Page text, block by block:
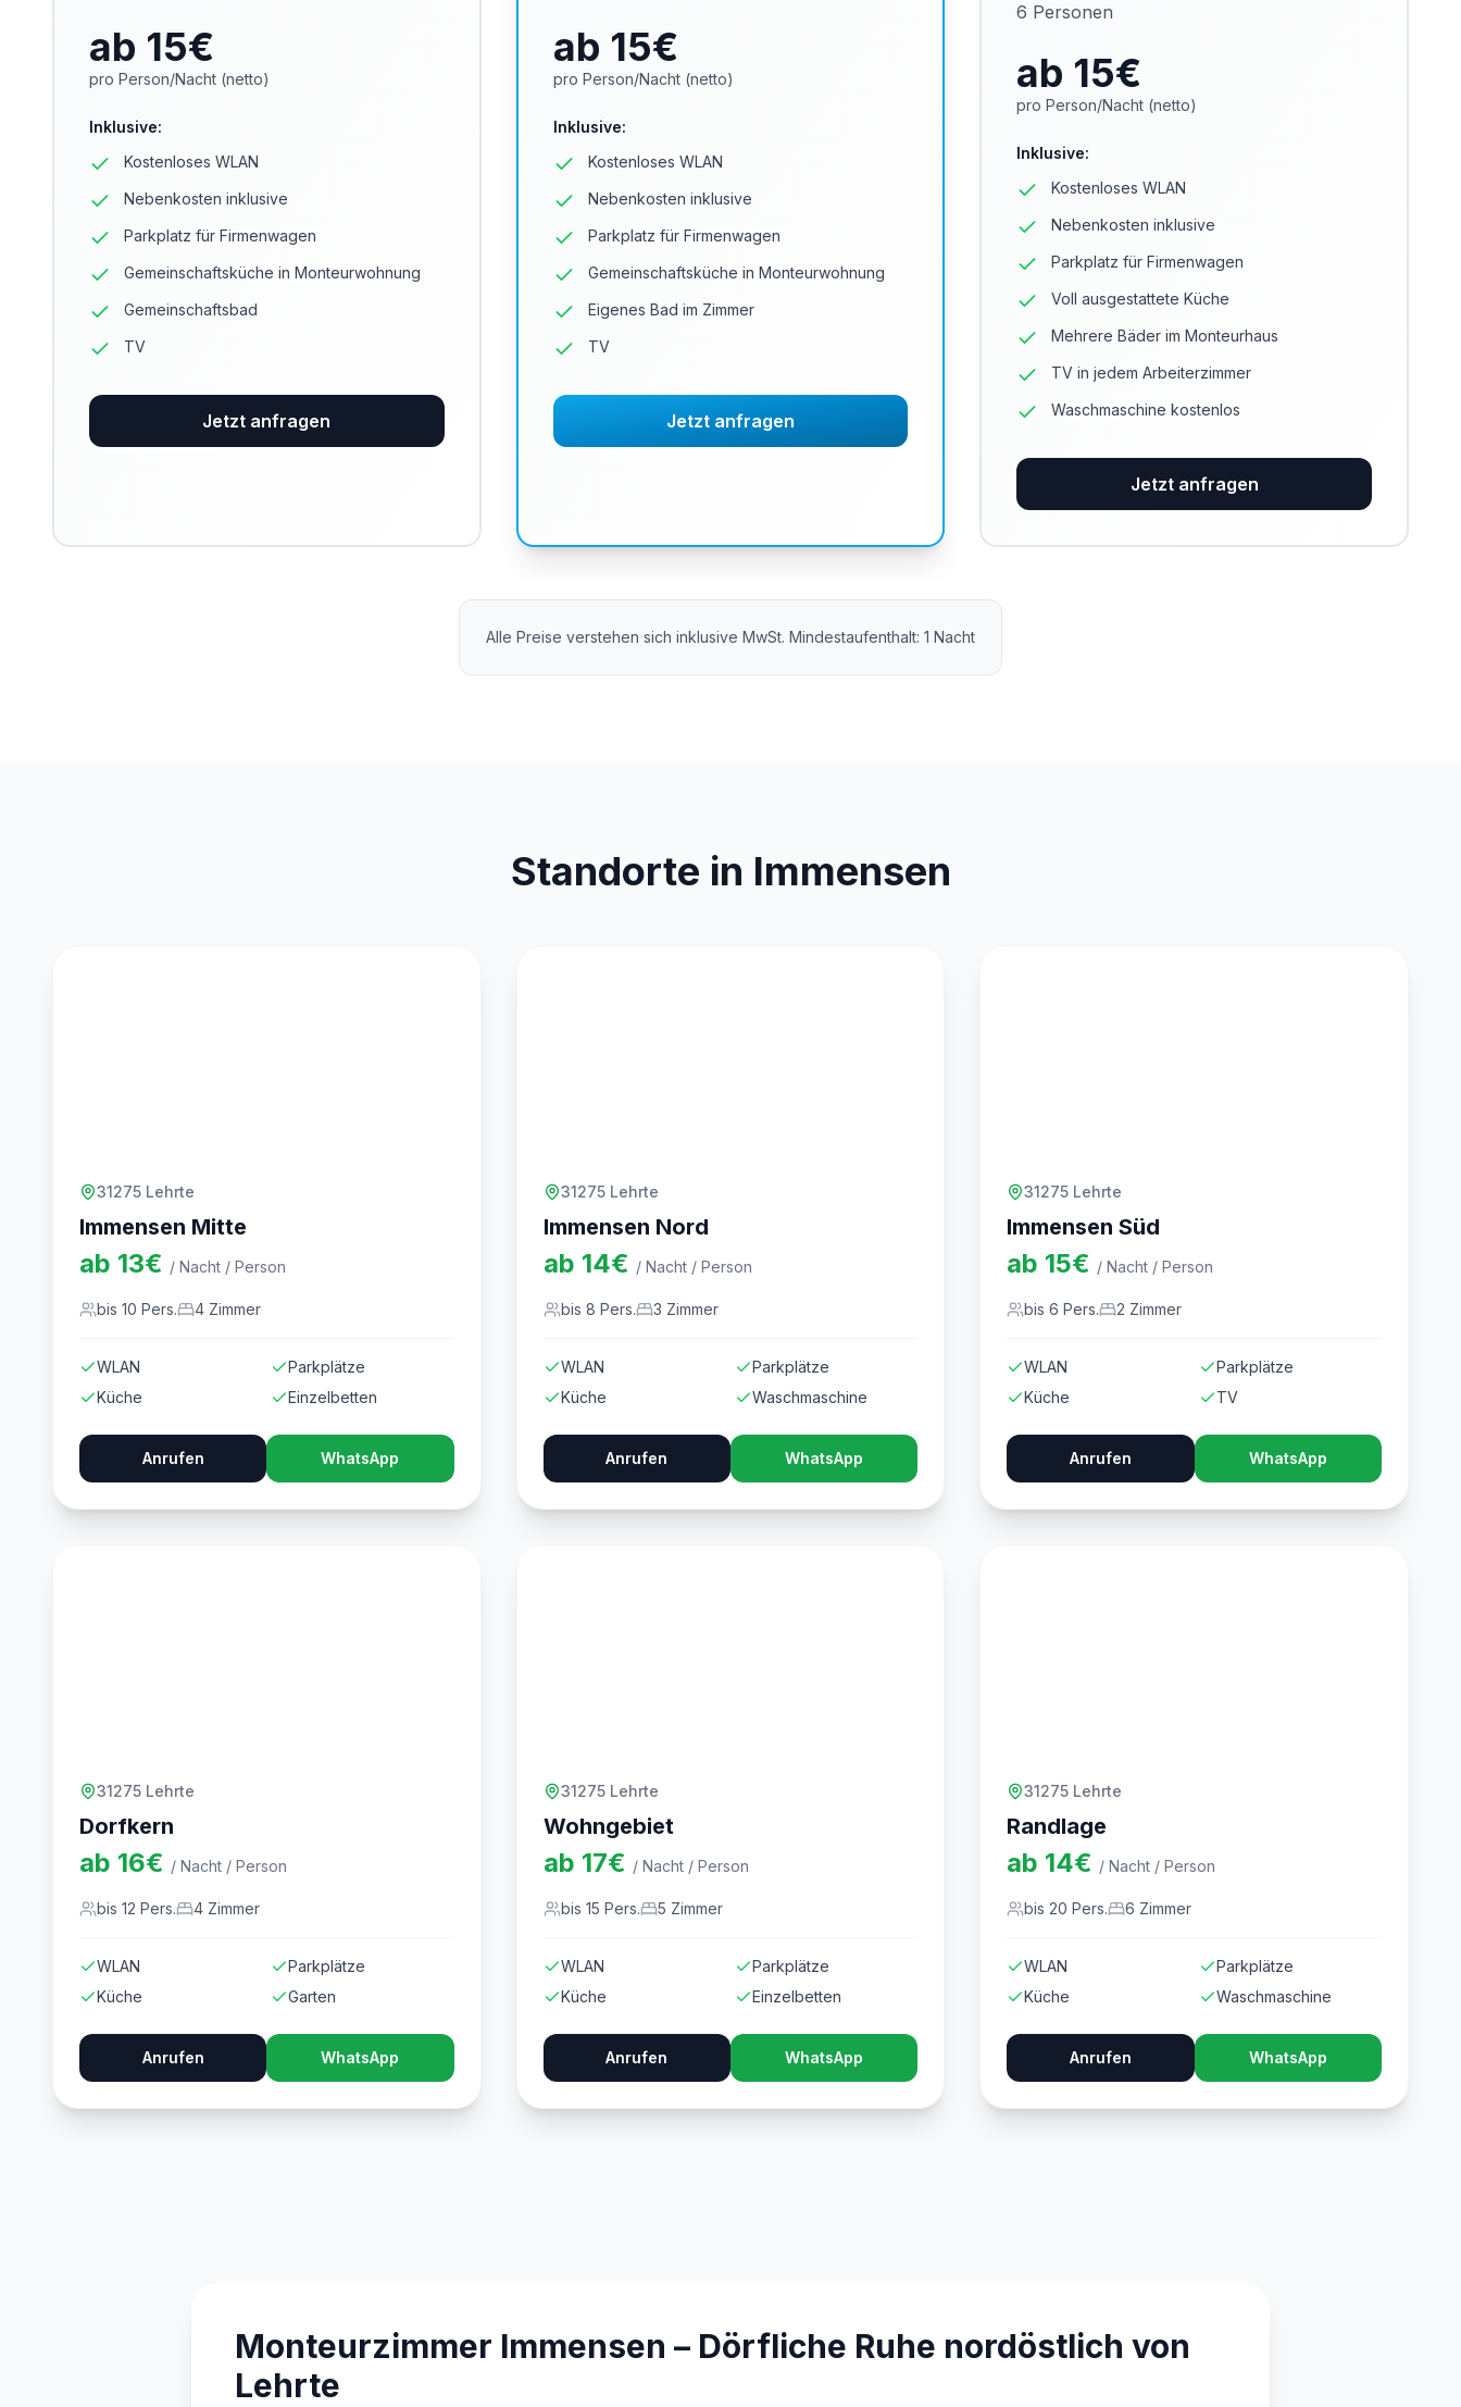
ab 15€
pro Person/Nacht (netto)
Inklusive:
Kostenloses WLAN
Nebenkosten inklusive
Parkplatz für Firmenwagen
Gemeinschaftsküche in Monteurwohnung
Gemeinschaftsbad
TV
Jetzt anfragen
ab 15€
pro Person/Nacht (netto)
Inklusive:
Kostenloses WLAN
Nebenkosten inklusive
Parkplatz für Firmenwagen
Gemeinschaftsküche in Monteurwohnung
Eigenes Bad im Zimmer
TV
Jetzt anfragen
6 Personen
ab 15€
pro Person/Nacht (netto)
Inklusive:
Kostenloses WLAN
Nebenkosten inklusive
Parkplatz für Firmenwagen
Voll ausgestattete Küche
Mehrere Bäder im Monteurhaus
TV in jedem Arbeiterzimmer
Waschmaschine kostenlos
Jetzt anfragen
Alle Preise verstehen sich inklusive MwSt. Mindestaufenthalt: 1 Nacht
Standorte in Immensen
31275 Lehrte
Immensen Mitte
ab 13€ / Nacht / Person
bis 10 Pers. 4 Zimmer
WLAN
Parkplätze
Küche
Einzelbetten
Anrufen WhatsApp
31275 Lehrte
Immensen Nord
ab 14€ / Nacht / Person
bis 8 Pers. 3 Zimmer
WLAN
Parkplätze
Küche
Waschmaschine
Anrufen WhatsApp
31275 Lehrte
Immensen Süd
ab 15€ / Nacht / Person
bis6 Pers. 2 Zimmer
WLAN
Parkplätze
Küche
TV
Anrufen WhatsApp
31275 Lehrte
Dorfkern
ab 16€ / Nacht / Person
bis 12 Pers. 4 Zimmer
WLAN
Parkplätze
Küche
Garten
Anrufen WhatsApp
31275 Lehrte
Wohngebiet
ab 17€ / Nacht / Person
bis 15 Pers. 5 Zimmer
WLAN
Parkplätze
Küche
Einzelbetten
Anrufen WhatsApp
31275 Lehrte
Randlage
ab 14€ / Nacht / Person
bis 20 Pers. 6 Zimmer
WLAN
Parkplätze
Küche
Waschmaschine
Anrufen WhatsApp
Monteurzimmer Immensen – Dörfliche Ruhe nordöstlich von
Lehrte